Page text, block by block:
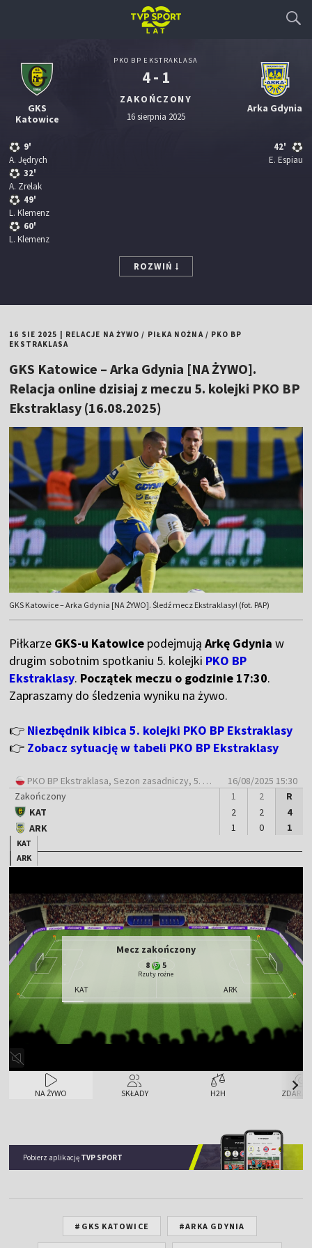
GKS
Katowice
9'
A. Jędrych
32'
A. Zrelak
49'
L. Klemenz
60'
L. Klemenz
PKO BP EKSTRAKLASA
4 - 1
ZAKOŃCZONY
16 sierpnia 2025
Arka Gdynia
42'
E. Espiau
ROZWIŃ
16 SIE 2025 RELACJE NA ŻYWO / PIŁKA NOŻNA/ PKO BP
EKSTRAKLASA
GKS Katowice – Arka Gdynia [NA ŻYWO].
Relacja online dzisiaj z meczu 5. kolejki PKO BP
Ekstraklasy (16.08.2025)
GKS Katowice – Arka Gdynia [NA ŻYWO]. Śledź mecz Ekstraklasy! (fot. PAP)
Piłkarze GKS-u Katowice podejmują Arkę Gdynia w
drugim sobotnim spotkaniu 5. kolejki PKO BP
Ekstraklasy. Początek meczu o godzinie 17:30.
Zapraszamy do śledzenia wyniku na żywo.
👉 Niezbędnik kibica 5. kolejki PKO BP Ekstraklasy
👉 Zobacz sytuację w tabeli PKO BP Ekstraklasy
PKO BP Ekstraklasa , Sezon zasadniczy, 5. Kolejka
16/08/2025 15:30
Zakończony
KAT
ARK
1
2
1
2
2
0
R
4
1
KAT
ARK
NA ŻYWO SKŁADY H2H
Mecz zakończony
KAT
8 5
Rzuty rożne
ARK
Pobierz aplikację TVP SPORT
#GKS KATOWICE #ARKA GDYNIA